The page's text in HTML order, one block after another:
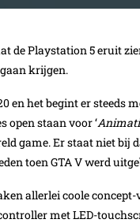
de Playstation 5 eruit
krijgen.
en het begint er steeds
open staan voor ‘
game. Er staat niet bij
toen GTA V werd
allerlei coole concept-
met LED-